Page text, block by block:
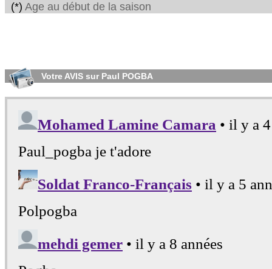
(*) Age au début de la saison
Votre AVIS sur Paul POGBA